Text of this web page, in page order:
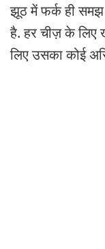
झूठ में फर्क ही
है. हर चीज़ के लिए
लिए उसका कोई